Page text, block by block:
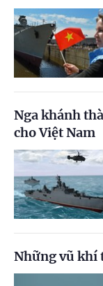
Nga khánh
cho Việt Nam
Những vũ khí